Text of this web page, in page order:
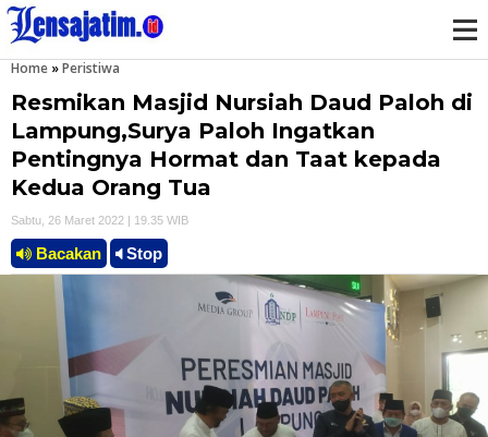
Home »Peristiwa
Resmikan Masjid Nursiah Daud Paloh di
Lampung,Surya Paloh Ingatkan
Pentingnya Hormat dan Taat kepada
Kedua Orang Tua
Sabtu, 26 Maret 2022 | 19.35 WIB
Bacakan Stop